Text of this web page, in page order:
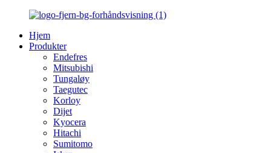
Hjem
Produkter
Endefres
Mitsubishi
Tungaløy
Taegutec
Korloy
Dijet
Kyocera
Hitachi
Sumitomo